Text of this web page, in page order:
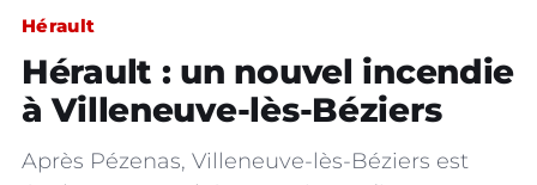
Hérault
Hérault : un nouvel incendie
à Villeneuve-lès-Béziers
Après Pézenas, Villeneuve-lès-Béziers est